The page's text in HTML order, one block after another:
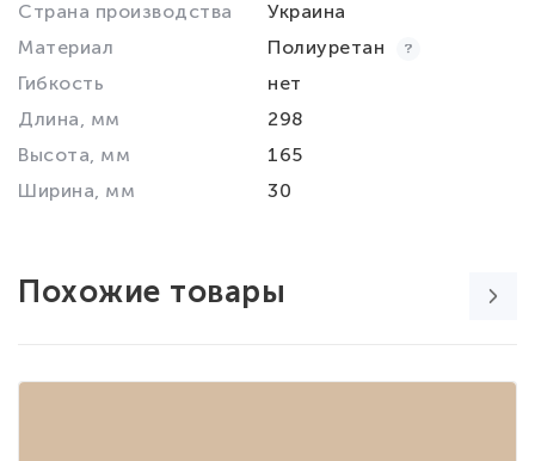
Страна производства
Украина
Материал
Полиуретан
Гибкость
нет
Длина, мм
298
Высота, мм
165
Ширина, мм
30
Похожие товары